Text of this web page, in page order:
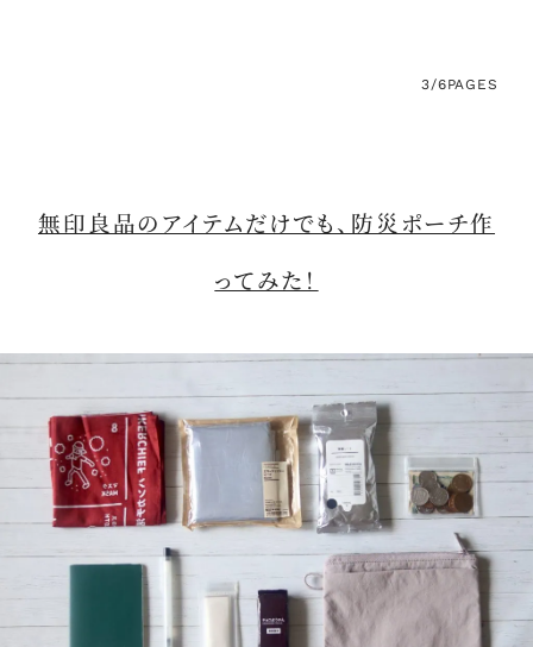
3/6PAGES
無印良品のアイテムだけでも、防災ポーチ作
ってみた！